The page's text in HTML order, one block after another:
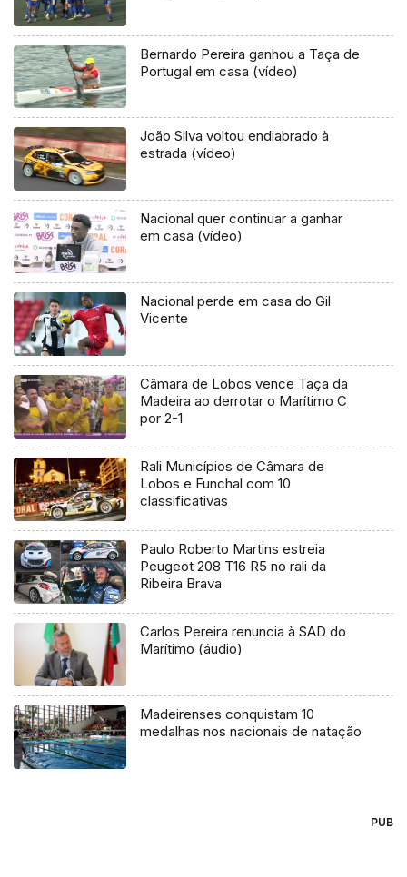
Bernardo Pereira ganhou a Taça de
Portugal em casa (vídeo)
João Silva voltou endiabrado à
estrada (vídeo)
Nacional quer continuar a ganhar
em casa (vídeo)
Nacional perde em casa do Gil
Vicente
Câmara de Lobos vence Taça da
Madeira ao derrotar o Marítimo C
por 2-1
Rali Municípios de Câmara de
Lobos e Funchal com 10
classificativas
Paulo Roberto Martins estreia
Peugeot 208 T16 R5 no rali da
Ribeira Brava
Carlos Pereira renuncia à SAD do
Marítimo (áudio)
Madeirenses conquistam 10
medalhas nos nacionais de natação
PUB